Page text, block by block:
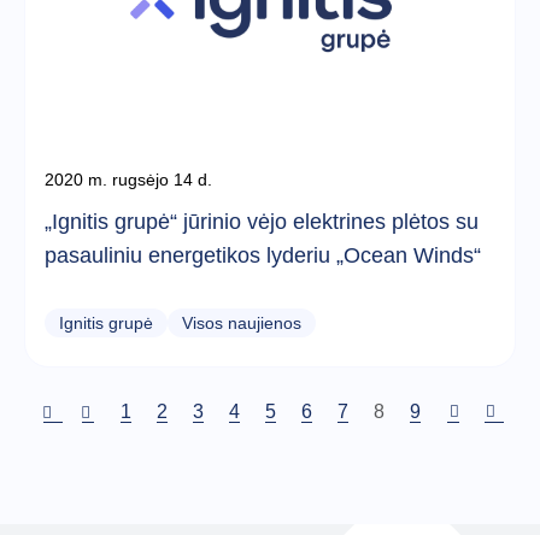
2020 m. rugsėjo 14 d.
„Ignitis grupė“ jūrinio vėjo elektrines plėtos su
pasauliniu energetikos lyderiu „Ocean Winds“
Ignitis grupė Visos naujienos
Puslapis
1 Puslapis
2 Puslapis
3 Puslapis
4 Puslapis
5 Puslapis
6 Puslapis
7
Dabartinis
8 Puslapis
9